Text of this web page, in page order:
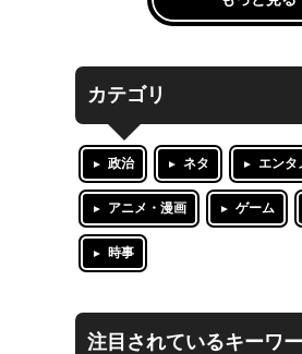
カテゴリ
政治 ネタ エンタ
アニメ・漫画 ゲーム
時事
注目されているキーワ